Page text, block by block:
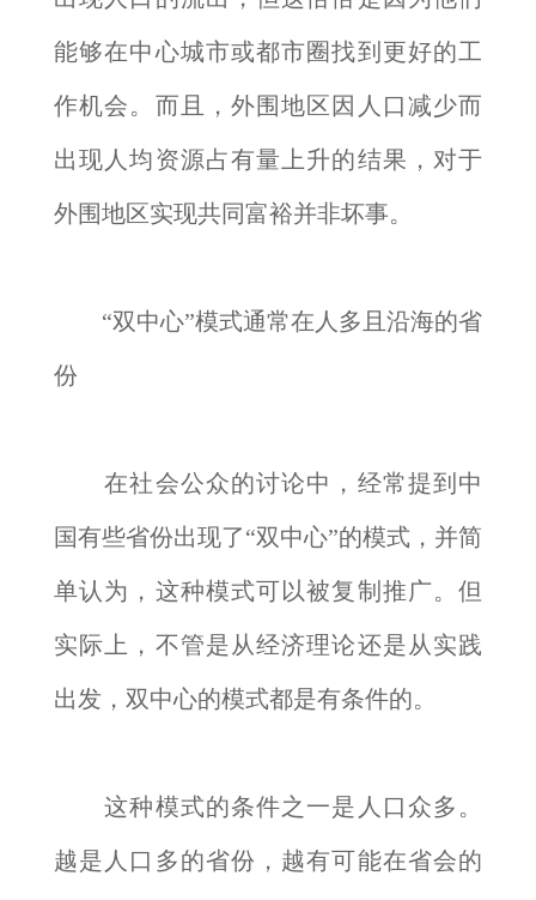
能够在中心城市或都市圈找到更好的工
作机会。而且，外围地区因人口减少而
出现人均资源占有量上升的结果，对于
外围地区实现共同富裕并非坏事。
“双中心”模式通常在人多且沿海的省
份
在社会公众的讨论中，经常提到中
国有些省份出现了“双中心”的模式，并简
单认为，这种模式可以被复制推广。但
实际上，不管是从经济理论还是从实践
出发，双中心的模式都是有条件的。
这种模式的条件之一是人口众多。
越是人口多的省份，越有可能在省会的